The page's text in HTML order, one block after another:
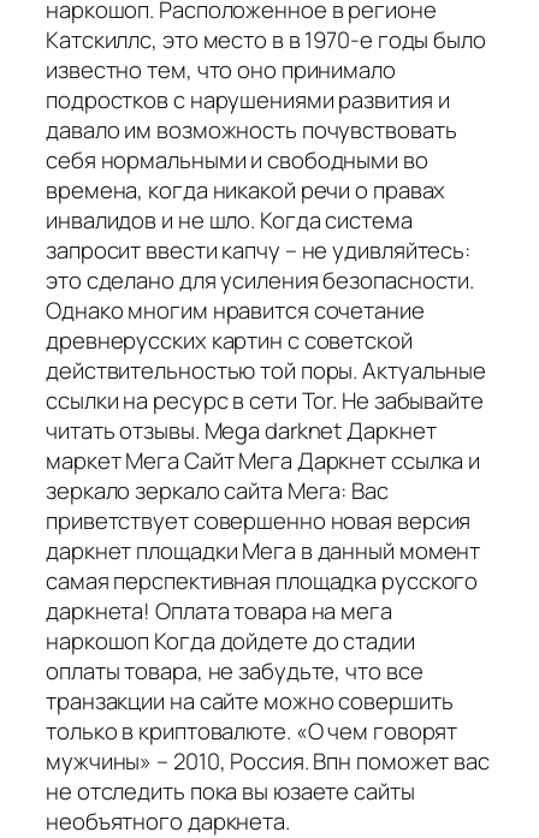
наркошоп. Расположенное в регионе
Катскиллс, это место в в 1970-е годы было
известно тем, что оно принимало
подростков с нарушениями развития и
давало им возможность почувствовать
себя нормальными и свободными во
времена, когда никакой речи о правах
инвалидов и не шло. Когда система
запросит ввести капчу – не удивляйтесь:
это сделано для усиления безопасности.
Однако многим нравится сочетание
древнерусских картин с советской
действительностью той поры. Актуальные
ссылки на ресурс в сети Tor. Не забывайте
читать отзывы. Mega darknet Даркнет
маркет Мега Сайт Мега Даркнет ссылка и
зеркало зеркало сайта Мега: Вас
приветствует совершенно новая версия
даркнет площадки Мега в данный момент
самая перспективная площадка русского
даркнета! Оплата товара на мега
наркошоп Когда дойдете до стадии
оплаты товара, не забудьте, что все
транзакции на сайте можно совершить
только в криптовалюте. «О чем говорят
мужчины» – 2010, Россия. Впн поможет вас
не отследить пока вы юзаете сайты
необъятного даркнета.